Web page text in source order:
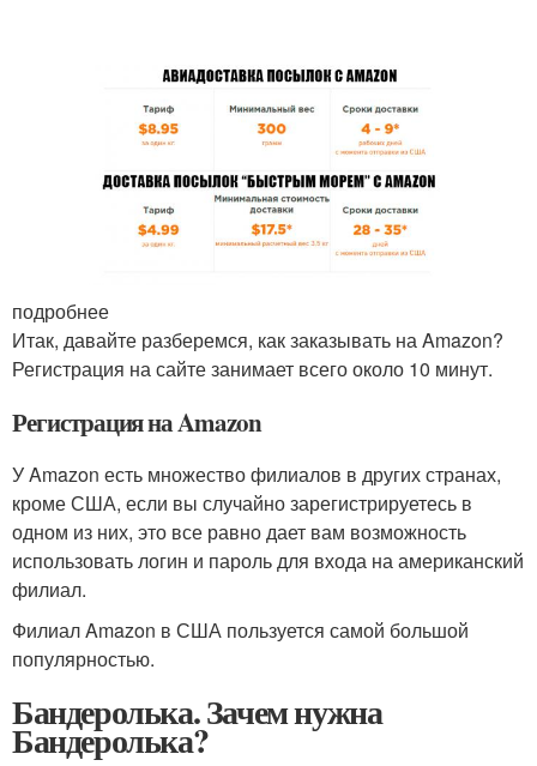
подробнее
Итак, давайте разберемся, как заказывать на Amazon?
Регистрация на сайте занимает всего около 10 минут.
Регистрация на Amazon
У Amazon есть множество филиалов в других странах,
кроме США, если вы случайно зарегистрируетесь в
одном из них, это все равно дает вам возможность
использовать логин и пароль для входа на американский
филиал.
Филиал Amazon в США пользуется самой большой
популярностью.
Бандеролька. Зачем нужна
Бандеролька?